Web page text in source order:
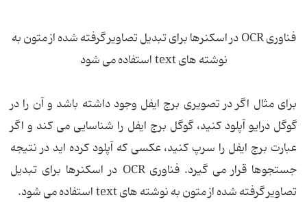
فناوری OCR در اسکنرها برای تبدیل تصاویر گرفته شده از متون به
نوشته های text استفاده می شود
برای مثال اگر در تصویری برج ایفل وجود داشته باشد و آن را در
گوگل درایو آپلود کنید، گوگل برج ایفل را شناسایی می کند و اگر
عبارت برج ایفل را سرپ کنید، عکسی که آپلود کرده اید در نتیجه
جستجوها قرار می گیرد. فناوری OCR در اسکنرها برای تبدیل
تصاویر گرفته شده از متون به نوشته های text استفاده می شود.